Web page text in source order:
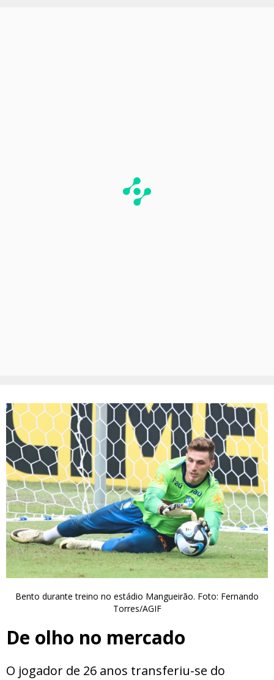
Bento durante treino no estádio Mangueirão. Foto: Fernando
Torres/AGIF
De olho no mercado
O jogador de 26 anos transferiu-se do